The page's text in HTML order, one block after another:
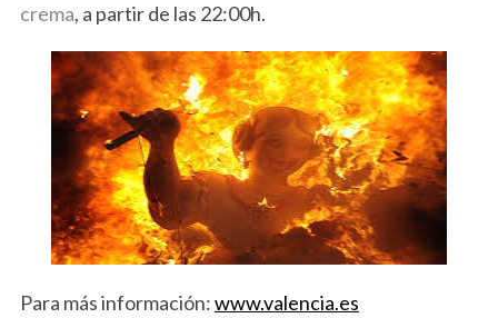
crema, a partir de las 22:00h.
Para más información:www.valencia.es